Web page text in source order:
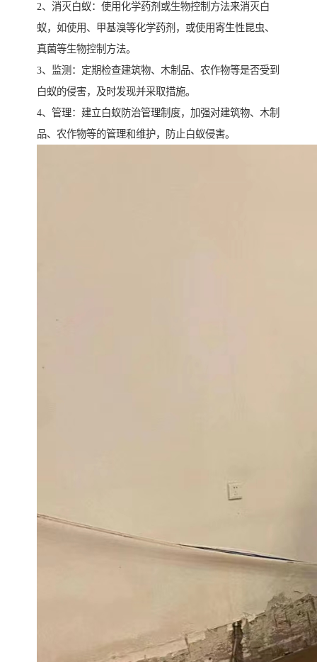
2、消灭白蚁：使用化学药剂或生物控制方法来消灭白
蚁，如使用、甲基溴等化学药剂，或使用寄生性昆虫、
真菌等生物控制方法。
3、监测：定期检查建筑物、木制品、农作物等是否受到
白蚁的侵害，及时发现并采取措施。
4、管理：建立白蚁防治管理制度，加强对建筑物、木制
品、农作物等的管理和维护，防止白蚁侵害。